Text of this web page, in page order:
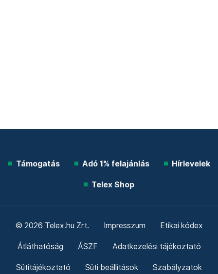
Támogatás Adó 1% felajánlás Hírlevelek
Telex Shop
© 2026 Telex.hu Zrt. Impresszum Etikai kódex
Átláthatóság ÁSZF Adatkezelési tájékoztató
Sütitájékoztató Süti beállítások Szabályzatok